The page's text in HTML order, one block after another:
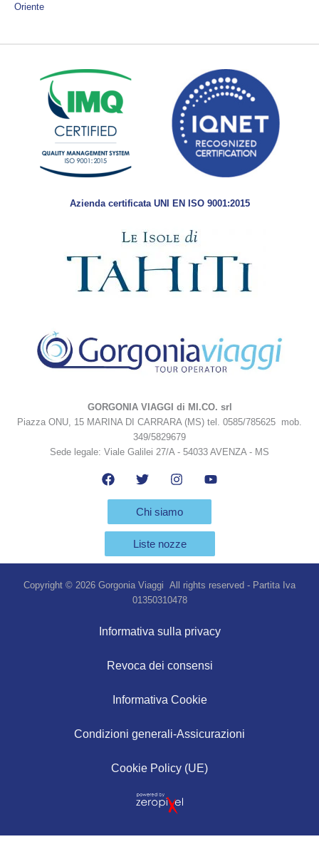
Oriente
Azienda certificata UNI EN ISO 9001:2015
GORGONIA VIAGGI di MI.CO. srl
Piazza ONU, 15 MARINA DI CARRARA (MS) tel. 0585/785625 mob.
349/5829679
Sede legale: Viale Galilei 27/A - 54033 AVENZA - MS
Chi siamo
Liste nozze
Copyright © 2026 Gorgonia Viaggi All rights reserved - Partita Iva
01350310478
Informativa sulla privacy
Revoca dei consensi
Informativa Cookie
Condizioni generali-Assicurazioni
Cookie Policy (UE)